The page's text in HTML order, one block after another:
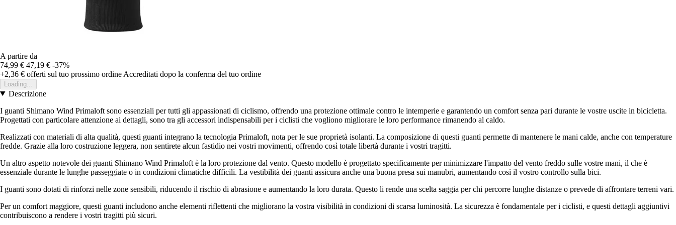
A partire da
74,99 € 47,19 € -37%
+2,36 € offerti sul tuo prossimo ordine Accreditati dopo la conferma del tuo ordine
Loading...
Descrizione
I guanti Shimano Wind Primaloft sono essenziali per tutti gli appassionati di ciclismo, offrendo una protezione ottimale contro le intemperie e garantendo un comfort senza pari durante le vostre uscite in bicicletta.
Progettati con particolare attenzione ai dettagli, sono tra gli accessori indispensabili per i ciclisti che vogliono migliorare le loro performance rimanendo al caldo.
Realizzati con materiali di alta qualità, questi guanti integrano la tecnologia Primaloft, nota per le sue proprietà isolanti. La composizione di questi guanti permette di mantenere le mani calde, anche con temperature
fredde. Grazie alla loro costruzione leggera, non sentirete alcun fastidio nei vostri movimenti, offrendo così totale libertà durante i vostri tragitti.
Un altro aspetto notevole dei guanti Shimano Wind Primaloft è la loro protezione dal vento. Questo modello è progettato specificamente per minimizzare l'impatto del vento freddo sulle vostre mani, il che è
essenziale durante le lunghe passeggiate o in condizioni climatiche difficili. La vestibilità dei guanti assicura anche una buona presa sui manubri, aumentando così il vostro controllo sulla bici.
I guanti sono dotati di rinforzi nelle zone sensibili, riducendo il rischio di abrasione e aumentando la loro durata. Questo li rende una scelta saggia per chi percorre lunghe distanze o prevede di affrontare terreni vari.
Per un comfort maggiore, questi guanti includono anche elementi riflettenti che migliorano la vostra visibilità in condizioni di scarsa luminosità. La sicurezza è fondamentale per i ciclisti, e questi dettagli aggiuntivi
contribuiscono a rendere i vostri tragitti più sicuri.